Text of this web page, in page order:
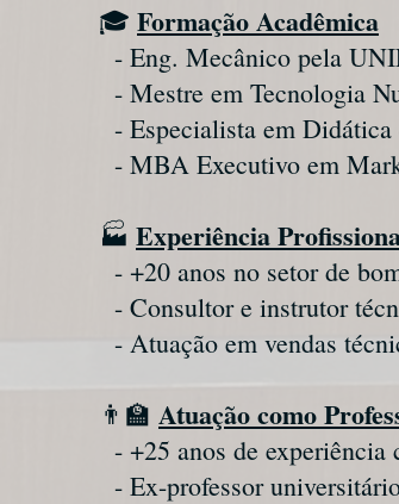
🎓 Formação Acadêmica
- Eng. Mecânico pela
- Mestre em Tecnologia
- Especialista em
- MBA Executivo em
🏭 Experiência
- +20 anos no setor de
- Consultor e instrutor
- Atuação em vendas
👨‍🏫 Atuação como
- +25 anos de experiência
- Ex-professor